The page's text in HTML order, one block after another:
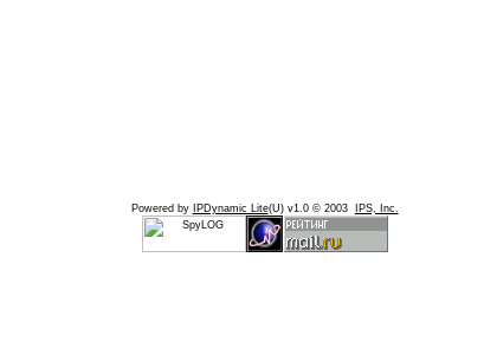
Powered by IPDynamic Lite(U) v1.0 © 2003 IPS, Inc.